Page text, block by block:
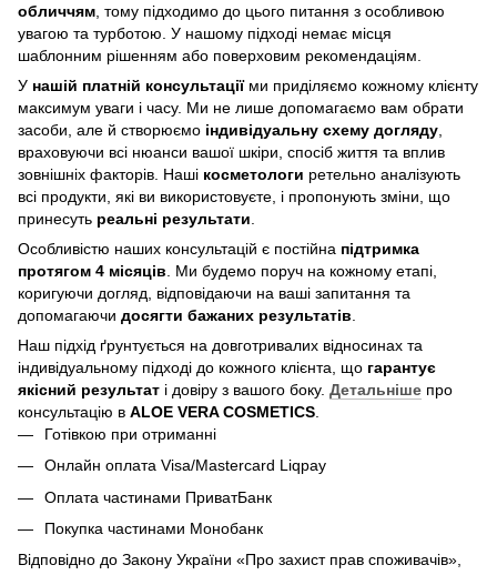
обличчям , тому підходимо до цього питання з особливою
увагою та турботою. У нашому підході немає місця
шаблонним рішенням або поверховим рекомендаціям.
У нашій платній консультаціїми приділяємо кожному клієнту
максимум уваги і часу. Ми не лише допомагаємо вам обрати
засоби, але й створюємо індивідуальну схему догляду
враховуючи всі нюанси вашої шкіри, спосіб життя та вплив
зовнішніх факторів. Наші косметологи ретельно аналізують
всі продукти, які ви використовуєте, і пропонують зміни, що
принесуть реальні результати
Особливістю наших консультацій є постійна підтримка
протягом 4 місяців . Ми будемо поруч на кожному етапі,
коригуючи догляд, відповідаючи на ваші запитання та
допомагаючи досягти бажаних результатів
Наш підхід ґрунтується на довготривалих відносинах та
індивідуальному підході до кожного клієнта, що гарантує
якісний результат і довіру з вашого боку. Детальніше про
консультацію в ALOE VERA COSMETICS
Готівкою при отриманні
Онлайн оплата Visa/Mastercard Liqpay
Оплата частинами ПриватБанк
Покупка частинами Монобанк
Відповідно до Закону України «Про захист прав споживачів»,